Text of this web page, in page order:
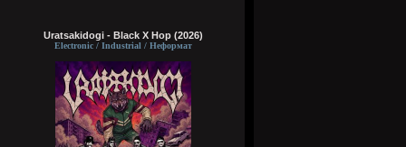
Uratsakidogi - Black X Hop (2026)
Electronic / Industrial / Неформат